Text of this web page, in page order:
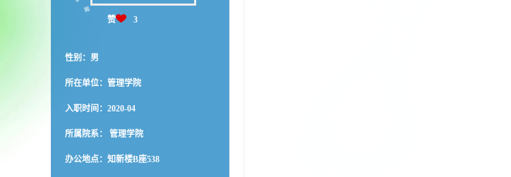
赞 3
性别：男
所在单位：管理学院
入职时间：2020-04
所属院系： 管理学院
办公地点：知新楼B座538